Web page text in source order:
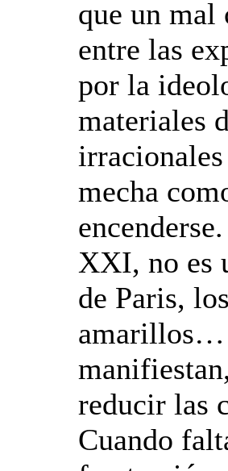
que un mal
entre las
por la
materiales
mecha
XXI, no es
de Paris,
amarillos…
reducir las
Cuando